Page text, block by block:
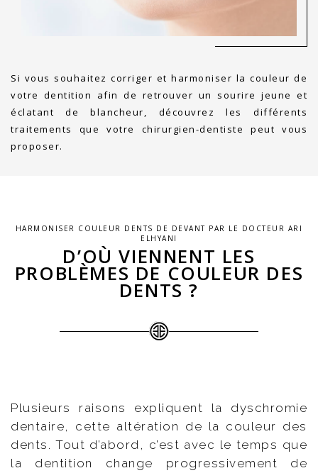
Si vous souhaitez corriger et harmoniser la couleur de
votre dentition afin de retrouver un sourire jeune et
éclatant de blancheur, découvrez les différents
traitements que votre chirurgien-dentiste peut vous
proposer.
HARMONISER COULEUR DENTS DE DEVANT PAR LE DOCTEUR ARI
ELHYANI
D’OÙ VIENNENT LES
PROBLÈMES DE COULEUR DES
DENTS ?
Plusieurs raisons expliquent la dyschromie
dentaire, cette altération de la couleur des
dents. Tout d’abord, c’est avec le temps que
la dentition change progressivement de